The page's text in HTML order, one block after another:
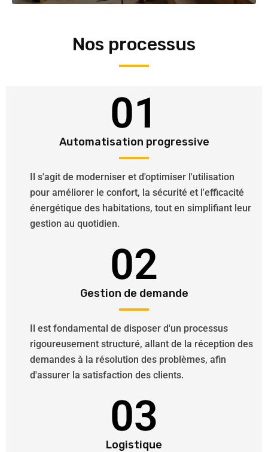
Nos processus
01
Automatisation progressive
Il s'agit de moderniser et d'optimiser l'utilisation
pour améliorer le confort, la sécurité et l'efficacité
énergétique des habitations, tout en simplifiant leur
gestion au quotidien.
02
Gestion de demande
Il est fondamental de disposer d'un processus
rigoureusement structuré, allant de la réception des
demandes à la résolution des problèmes, afin
d'assurer la satisfaction des clients.
03
Logistique